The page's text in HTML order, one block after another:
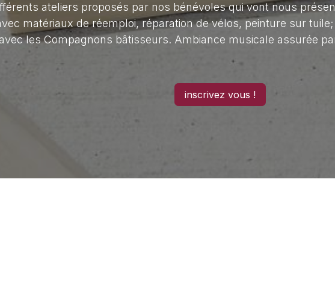
ateliers proposés par nos bénévoles qui vont nous
matériaux de réemploi, réparation de vélos, peinture sur
les Compagnons bâtisseurs. Ambiance musicale assurée
inscrivez vous !